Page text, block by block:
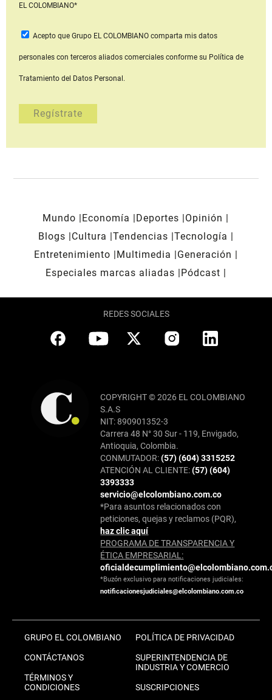
EL COLOMBIANO*
Acepto que Grupo EL COLOMBIANOcomparta mis datos
personales con terceros aliados comerciales conforme su Política de
Tratamiento del Datos Personal.
Mundo Economía Deportes
Opinión
Blogs
Cultura Tendencias Tecnología
Entretenimiento
Multimedia
Generación
Especiales marcas aliadas
Pódcast
REDES SOCIALES
COPYRIGHT © 2026 EL COLOMBIANO
S.A.S
NIT: 890901352-3
Carrera 48 N° 30 Sur - 119, Envigado,
Antioquia, Colombia.
CONMUTADOR:(57) (604) 3315252
ATENCIÓN AL CLIENTE:(57) (604)
3393333
servicio@elcolombiano.com.co
*Para asuntos relacionados con
peticiones, quejas y reclamos (PQR),
haz clic aquí
PROGRAMA DE TRANSPARENCIA Y
ÉTICA EMPRESARIAL:
*Buzón exclusivo para notificaciones judiciales:
notificacionesjudiciales@elcolombiano.com.co
GRUPO EL COLOMBIANO
CONTÁCTANOS
TÉRMINOS Y
CONDICIONES
POLÍTICA DE PRIVACIDAD
SUPERINTENDENCIA DE
INDUSTRIA Y COMERCIO
SUSCRIPCIONES